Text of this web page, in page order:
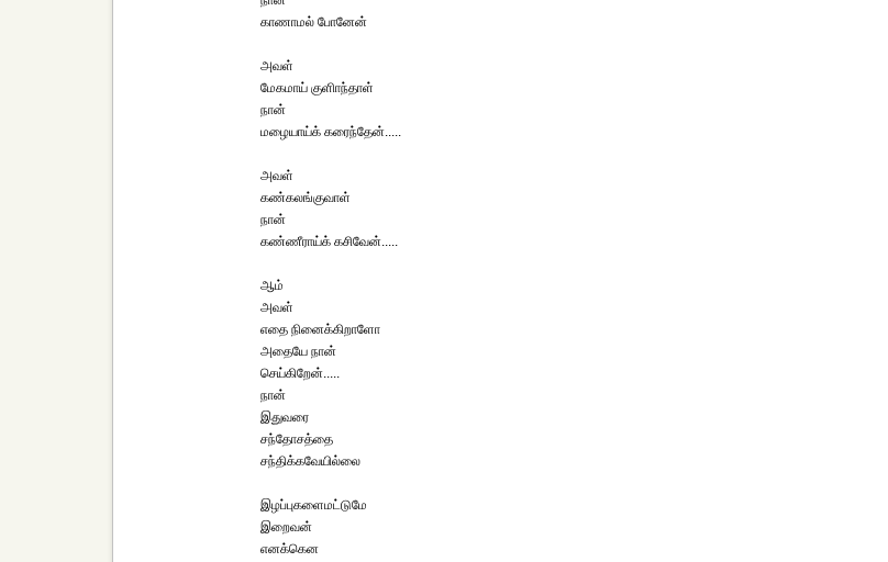
காணாமல் போனேன்
அவள்
மேகமாய் குளிாந்தாள்
நான்
மழையாய்க் கரைந்தேன்.....
அவள்
கண்கலங்குவாள்
நான்
கண்ணீராய்க் கசிவேன்.....
ஆம்
அவள்
எதை நினைக்கிறாளோ
அதையே நான்
செய்கிறேன்.....
நான்
இதுவரை
சந்தோசத்தை
சந்திக்கவேயில்லை
இழப்புகளைமட்டுமே
இறைவன்
எனக்கென